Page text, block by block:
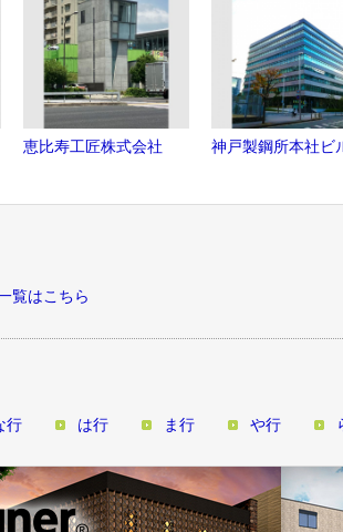
恵比寿工匠株式会社 神戸製鋼所本社ビ
覧はこちら
行 は行 ま行 や行